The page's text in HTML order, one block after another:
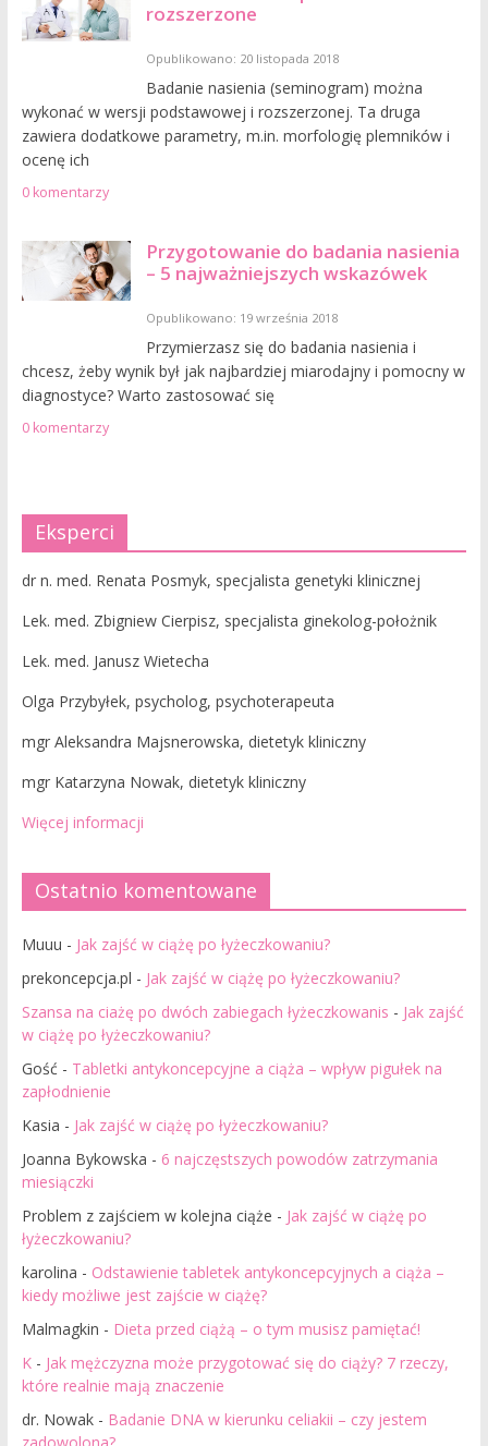
rozszerzone
Opublikowano: 20 listopada 2018
Badanie nasienia (seminogram) można
wykonać w wersji podstawowej i rozszerzonej. Ta druga
zawiera dodatkowe parametry, m.in. morfologię plemników i
ocenę ich
0 komentarzy
Przygotowanie do badania nasienia
– 5 najważniejszych wskazówek
Opublikowano: 19 września 2018
Przymierzasz się do badania nasienia i
chcesz, żeby wynik był jak najbardziej miarodajny i pomocny w
diagnostyce? Warto zastosować się
0 komentarzy
Eksperci
dr n. med. Renata Posmyk, specjalista genetyki klinicznej
Lek. med. Zbigniew Cierpisz, specjalista ginekolog-położnik
Lek. med. Janusz Wietecha
Olga Przybyłek, psycholog, psychoterapeuta
mgr Aleksandra Majsnerowska, dietetyk kliniczny
mgr Katarzyna Nowak, dietetyk kliniczny
Więcej informacji
Ostatnio komentowane
Muuu - Jak zajść w ciążę po łyżeczkowaniu?
prekoncepcja.pl - Jak zajść w ciążę po łyżeczkowaniu?
Szansa na ciażę po dwóch zabiegach łyżeczkowanis - Jak zajść
w ciążę po łyżeczkowaniu?
Gość - Tabletki antykoncepcyjne a ciąża – wpływ pigułek na
zapłodnienie
Kasia - Jak zajść w ciążę po łyżeczkowaniu?
Joanna Bykowska - 6 najczęstszych powodów zatrzymania
miesiączki
Problem z zajściem w kolejna ciąże - Jak zajść w ciążę po
łyżeczkowaniu?
karolina - Odstawienie tabletek antykoncepcyjnych a ciąża –
kiedy możliwe jest zajście w ciążę?
Malmagkin - Dieta przed ciążą – o tym musisz pamiętać!
K- Jak mężczyzna może przygotować się do ciąży? 7 rzeczy,
które realnie mają znaczenie
dr. Nowak- Badanie DNA w kierunku celiakii – czy jestem
zadowolona?